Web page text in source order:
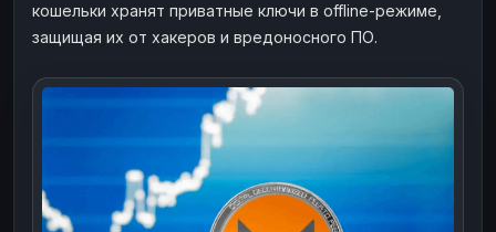
кошельки хранят приватные ключи в offline-режиме,
защищая их от хакеров и вредоносного ПО.